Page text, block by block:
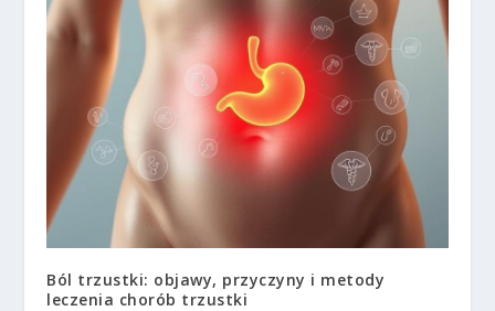
Ból trzustki: objawy, przyczyny i metody
leczenia chorób trzustki